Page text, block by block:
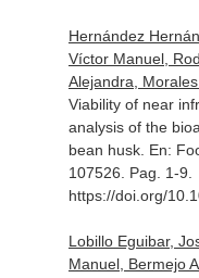
Hernández
Víctor Manuel,
Alejandra,
Viability of near
analysis of the
bean husk. En:
107526. Pag. 1-9.
https://doi.org/
Lobillo Eguibar,
Manuel, Bermejo